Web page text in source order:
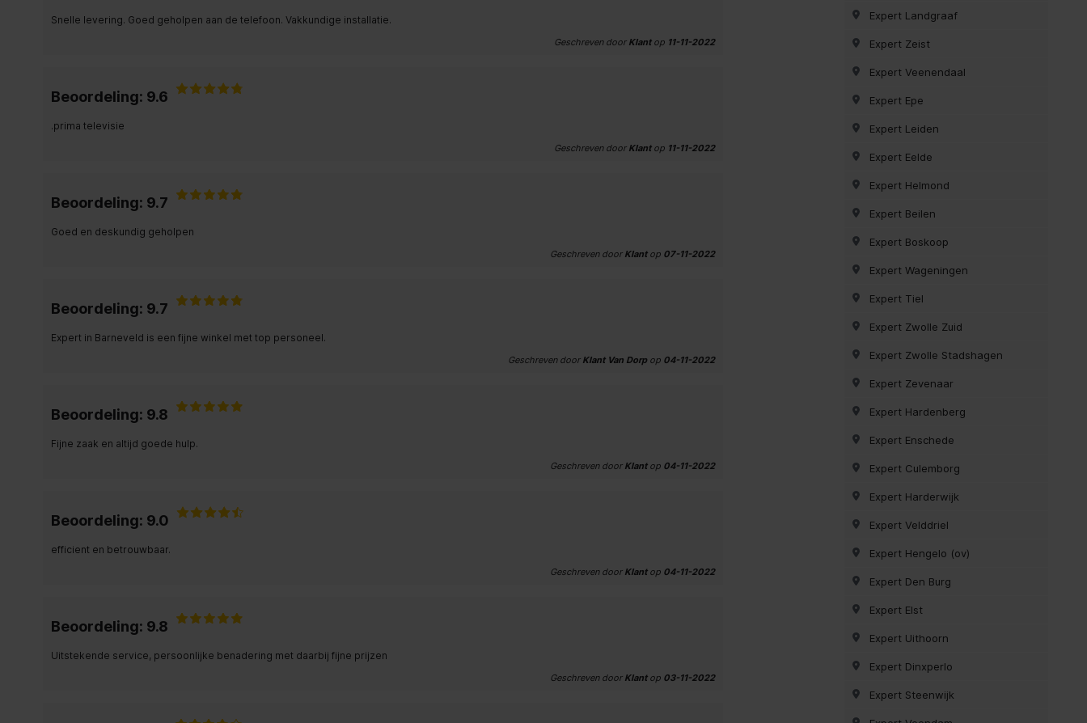
Snelle levering. Goed geholpen aan de telefoon. Vakkundige installatie.
Geschreven door Klantop 11-11-2022
Beoordeling: 9.6
.prima televisie
Geschreven door Klantop 11-11-2022
Beoordeling: 9.7
Goed en deskundig geholpen
Geschreven door Klantop 07-11-2022
Beoordeling: 9.7
Expert in Barneveld is een fijne winkel met top personeel.
Geschreven door Klant Van Dorp op 04-11-2022
Beoordeling: 9.8
Fijne zaak en altijd goede hulp.
Geschreven door Klantop 04-11-2022
Beoordeling: 9.0
efficient en betrouwbaar.
Geschreven door Klantop 04-11-2022
Beoordeling: 9.8
Uitstekende service, persoonlijke benadering met daarbij fijne prijzen
Geschreven door Klantop 03-11-2022
Expert Landgraaf
Expert Zeist
Expert Veenendaal
Expert Epe
Expert Leiden
Expert Eelde
Expert Helmond
Expert Beilen
Expert Boskoop
Expert Wageningen
Expert Tiel
Expert Zwolle Zuid
Expert Zwolle Stadshagen
Expert Zevenaar
Expert Hardenberg
Expert Enschede
Expert Culemborg
Expert Harderwijk
Expert Velddriel
Expert Hengelo (ov)
Expert Den Burg
Expert Elst
Expert Uithoorn
Expert Dinxperlo
Expert Steenwijk